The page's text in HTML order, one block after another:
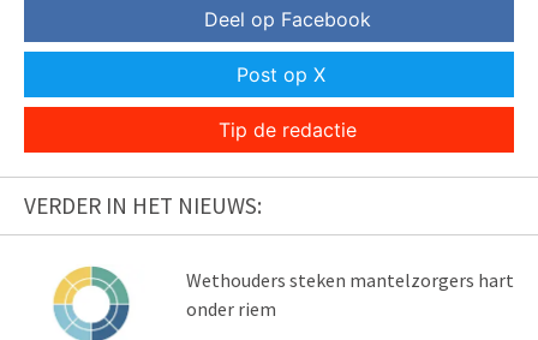
Deel op Facebook
Post op X
Tip de redactie
VERDER IN HET NIEUWS:
Wethouders steken mantelzorgers hart
onder riem